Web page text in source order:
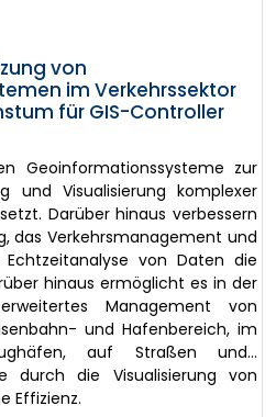
von
im Verkehrssektor
für GIS-Controller
Geoinformationssysteme zur
und Visualisierung komplexer
Darüber hinaus verbessern
das Verkehrsmanagement und
von Daten die
hinaus ermöglicht es in der
Management von
und Hafenbereich, im
auf Straßen und...
durch die Visualisierung von
Effizienz.